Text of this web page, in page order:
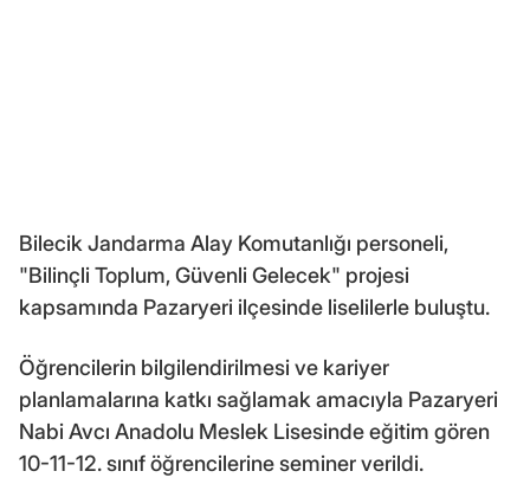
Bilecik Jandarma Alay Komutanlığı personeli,
"Bilinçli Toplum, Güvenli Gelecek" projesi
kapsamında Pazaryeri ilçesinde liselilerle buluştu.
Öğrencilerin bilgilendirilmesi ve kariyer
planlamalarına katkı sağlamak amacıyla Pazaryeri
Nabi Avcı Anadolu Meslek Lisesinde eğitim gören
10-11-12. sınıf öğrencilerine seminer verildi.